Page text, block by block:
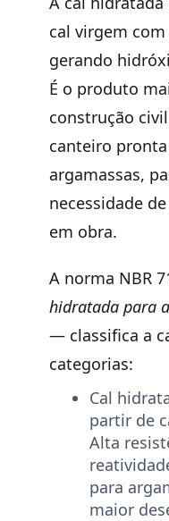
cal virgem
gerando
É o produto
construção
canteiro
argamassas,
necessidade
em obra.
A norma NBR
hidratada para
— classifica a
categorias:
Cal
partir de
Alta
para
maior